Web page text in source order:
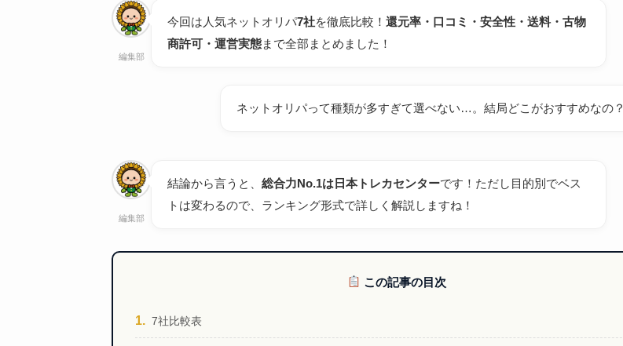
編集部
今回は人気ネットオリパ7社を徹底比較！ 還元率・口コミ・安全性・送料・古物
商許可・運営実態まで全部まとめました！
ネットオリパって種類が多すぎて選べない…。結局どこがおすすめなの？
編集部
結論から言うと、 総合力No.1は日本トレカセンターです！ただし目的別でベス
トは変わるので、ランキング形式で詳しく解説しますね！
この記事の目次
7社比較表